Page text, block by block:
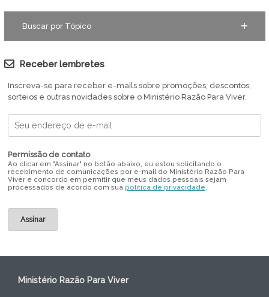
Buscar por Tópico
Receber lembretes
Inscreva-se para receber e-mails sobre promoções, descontos,
sorteios e outras novidades sobre o Ministério Razão Para Viver.
Permissão de contato
Ao clicar em "Assinar" no botão abaixo, eu estou solicitando o
recebimento de comunicações por e-mail do Ministério Razão Para
Viver e concordo em permitir que meus dados pessoais sejam
processados de acordo com sua política de privacidade.
Ministério Razão Para Viver